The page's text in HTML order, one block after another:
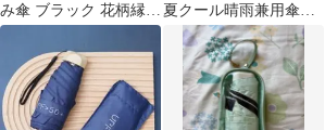
み傘 ブラック 花柄縁取
り
夏クール晴雨兼用傘 3
段折りたたみ傘 マット
の日傘